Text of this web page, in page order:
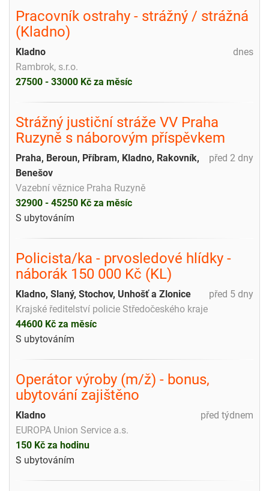
Pracovník ostrahy - strážný / strážná
(Kladno)
dnes
Kladno
Rambrok, s.r.o.
27500 - 33000 Kč za měsíc
Strážný justiční stráže VV Praha
Ruzyně s náborovým příspěvkem
před 2 dny
Praha, Beroun, Příbram, Kladno, Rakovník,
Benešov
Vazební věznice Praha Ruzyně
32900 - 45250 Kč za měsíc
S ubytováním
Policista/ka - prvosledové hlídky -
náborák 150 000 Kč (KL)
před 5 dny
Kladno, Slaný, Stochov, Unhošť a Zlonice
Krajské ředitelství policie Středočeského kraje
44600 Kč za měsíc
S ubytováním
Operátor výroby (m/ž) - bonus,
ubytování zajištěno
před týdnem
Kladno
EUROPA Union Service a.s.
150 Kč za hodinu
S ubytováním